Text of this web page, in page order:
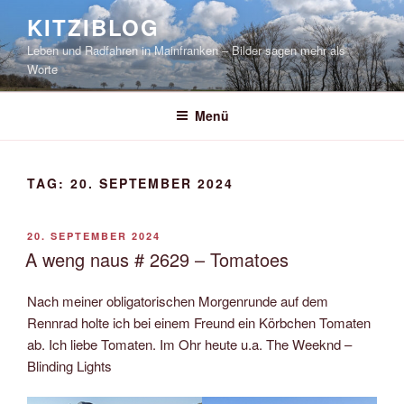
springen
KITZIBLOG
Leben und Radfahren in Mainfranken – Bilder sagen mehr als
Worte
Menü
TAG: 20. SEPTEMBER 2024
VERÖFFENTLICHT
AM
20. SEPTEMBER 2024
A weng naus # 2629 – Tomatoes
Nach meiner obligatorischen Morgenrunde auf dem
Rennrad holte ich bei einem Freund ein Körbchen Tomaten
ab. Ich liebe Tomaten. Im Ohr heute u.a. The Weeknd –
Blinding Lights